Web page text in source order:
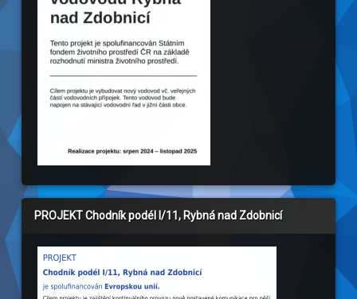
PROJEKT Chodník podél I/11, Rybná nad Zdobnicí